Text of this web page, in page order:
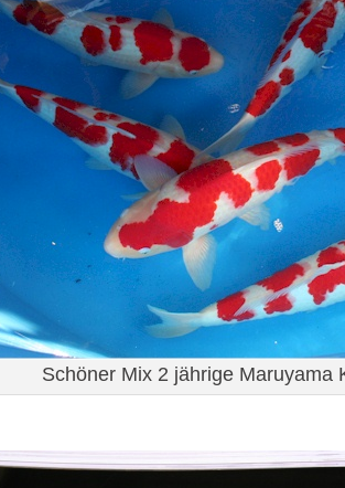
Schöner Mix 2 jährige Maruyama